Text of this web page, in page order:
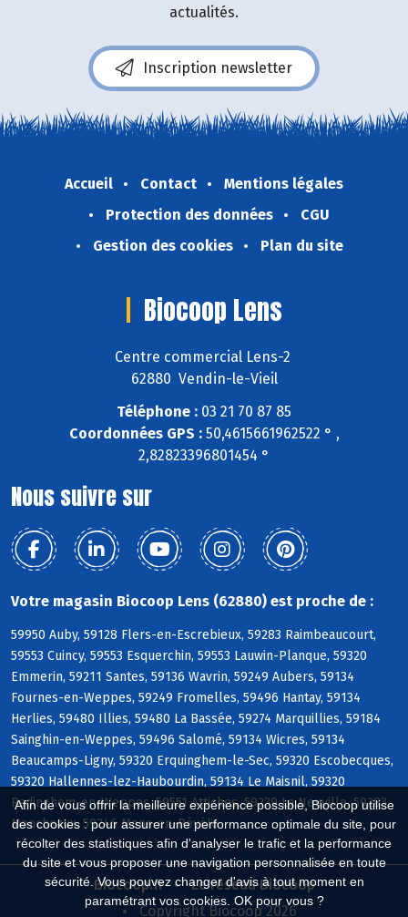
Afin de vous offrir la meilleure expérience possible, Biocoop utilise
des cookies : pour assurer une performance optimale du site, pour
récolter des statistiques afin d'analyser le trafic et la performance
du site et vous proposer une navigation personnalisée en toute
sécurité. Vous pouvez changer d'avis à tout moment en
paramétrant vos cookies. OK pour vous ?
actualités.
Inscription newsletter
Accueil Contact
Mentions légales
Protection des données
CGU
Gestion des cookies
Plan du site
Biocoop Lens
Centre commercial Lens-2
62880 Vendin-le-Vieil
Téléphone : 03 21 70 87 85
Coordonnées GPS :50,4615661962522 ° ,
2,82823396801454 °
Nous suivre sur
Votre magasin Biocoop Lens (62880) est proche de :
59950 Auby, 59128 Flers-en-Escrebieux, 59283 Raimbeaucourt,
59553 Cuincy, 59553 Esquerchin, 59553 Lauwin-Planque, 59320
Emmerin, 59211 Santes, 59136 Wavrin, 59249 Aubers, 59134
Fournes-en-Weppes, 59249 Fromelles, 59496 Hantay, 59134
Herlies, 59480 Illies, 59480 La Bassée, 59274 Marquillies, 59184
Sainghin-en-Weppes, 59496 Salomé, 59134 Wicres, 59134
Beaucamps-Ligny, 59320 Erquinghem-le-Sec, 59320 Escobecques,
59320 Hallennes-lez-Haubourdin, 59134 Le Maisnil, 59320
Radinghem-en-Weppes, 59551 Attiches, 59239 La Neuville, 59283
Moncheaux, 59246 Mons-en-Pévèle
Biocoop.fr
Le réseau Biocoop
Copyright Biocoop 2026